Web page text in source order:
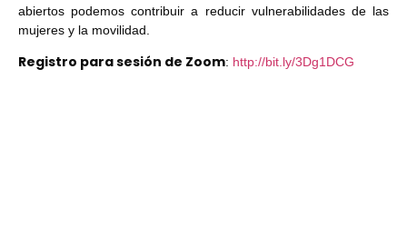
abiertos podemos contribuir a reducir vulnerabilidades de las
mujeres y la movilidad.
Registro para sesión de Zoom: http://bit.ly/3Dg1DCG